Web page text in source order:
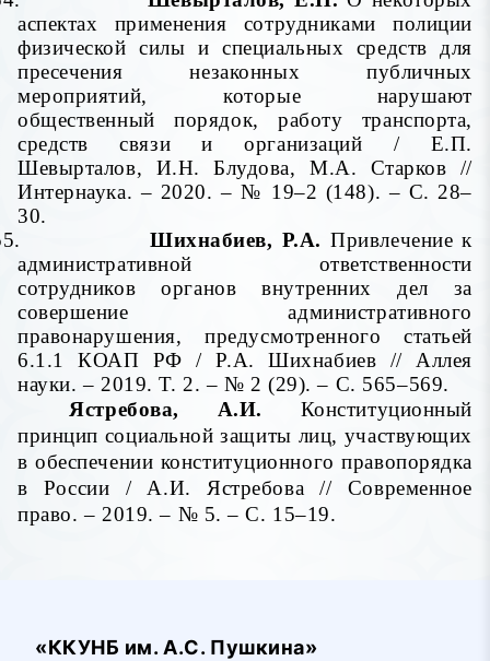
аспектах применения сотрудниками полиции
физической силы и специальных средств для
пресечения незаконных публичных
мероприятий, которые нарушают
общественный порядок, работу транспорта,
средств связи и организаций / Е.П.
Шевырталов, И.Н. Блудова, М.А. Старков //
Интернаука. – 2020. – № 19–2 (148). – С. 28–
30.
Шихнабиев, Р.А.Привлечение к
административной ответственности
сотрудников органов внутренних дел за
совершение административного
правонарушения, предусмотренного статьей
6.1.1 КОАП РФ / Р.А. Шихнабиев // Аллея
науки. – 2019. Т. 2. – № 2 (29). – С. 565–569.
Ястребова, А.И. Конституционный
принцип социальной защиты лиц, участвующих
в обеспечении конституционного правопорядка
в России / А.И. Ястребова // Современное
право. – 2019. – № 5. – С. 15–19.
«ККУНБ им. А.С. Пушкина»